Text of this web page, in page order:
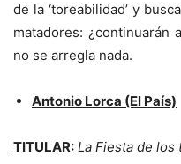
de la ‘toreabilidad’ y
matadores: ¿continuarán
no se arregla nada.
Antonio Lorca (El País)
TITULAR: La Fiesta de los